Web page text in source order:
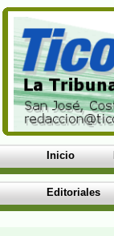
Inicio
Editoriales